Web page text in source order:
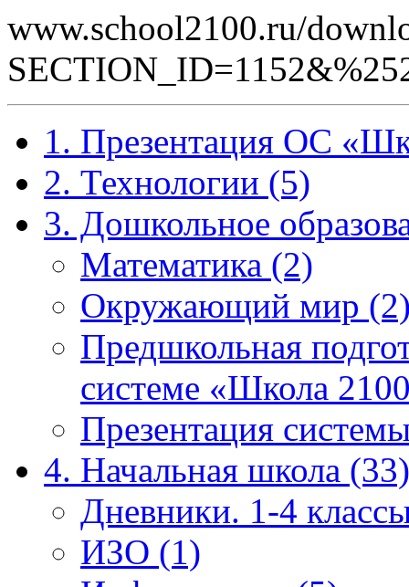
www.school2100.ru/
1. Презентация ОС
2. Технологии (5)
3. Дошкольное
Математика (2)
Окружающий мир
Предшкольная
системе «Школа
Презентация
4. Начальная школа (33)
Дневники. 1-4
ИЗО (1)